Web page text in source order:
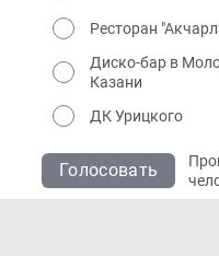
Ресторан
Диско-бар в
Казани
ДК Урицкого
Голосовать